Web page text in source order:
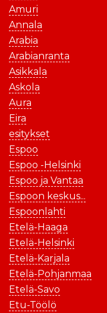
Amuri
Annala
Arabia
Arabianranta
Asikkala
Askola
Aura
Eira
esitykset
Espoo
Espoo -Helsinki
Espoo ja Vantaa
Espoon keskus...
Espoonlahti
Etelä-Haaga
Etelä-Helsinki
Etelä-Karjala
Etelä-Pohjanmaa
Etelä-Savo
Etu-Töölö